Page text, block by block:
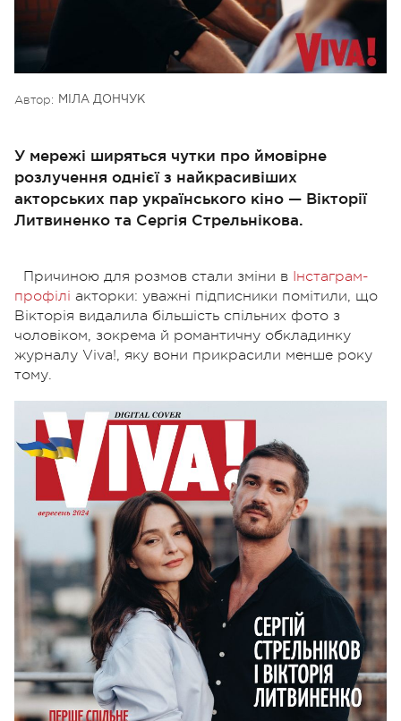
Автор: МІЛА ДОНЧУК
У мережі ширяться чутки про ймовірне
розлучення однієї з найкрасивіших
акторських пар українського кіно — Вікторії
Литвиненко та Сергія Стрельнікова.
Причиною для розмов стали зміни в Інстаграм-
профілі акторки: уважні підписники помітили, що
Вікторія видалила більшість спільних фото з
чоловіком, зокрема й романтичну обкладинку
журналу Viva!, яку вони прикрасили менше року
тому.